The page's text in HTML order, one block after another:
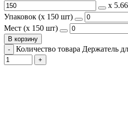
х
Упаковок (x 150 шт)
Мест (x 150 шт)
В корзину
Количество товара Держатель